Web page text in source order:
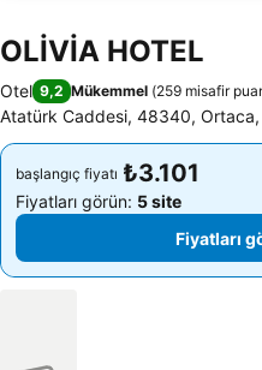
OLİVİA HOTEL
Otel 9,2 Mükemmel (259 misafir
Atatürk Caddesi, 48340,
başlangıç fiyatı ₺3.101
Fiyatları görün: 5 site
başlangıç fiyatı ₺3.101
Fiyatları görün: 5 site
Fiyatları